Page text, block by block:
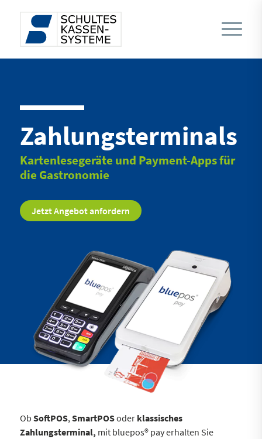
Zahlungsterminals
Kartenlesegeräte und Payment-Apps für
die Gastronomie
Jetzt Angebot anfordern
Ob SoftPOS, SmartPOSoder klassisches
Zahlungsterminal, mit bluepos® pay erhalten Sie